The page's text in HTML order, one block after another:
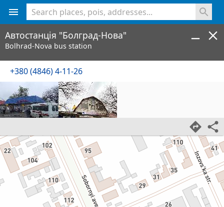
Автостанція "Болград-Нова"
Bolhrad-Nova bus station
+380 (4846) 4-11-26
<% console.log(hcard) %>